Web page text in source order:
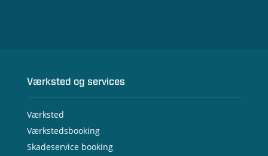
Værksted og services
Værksted
Værkstedsbooking
Skadeservice booking